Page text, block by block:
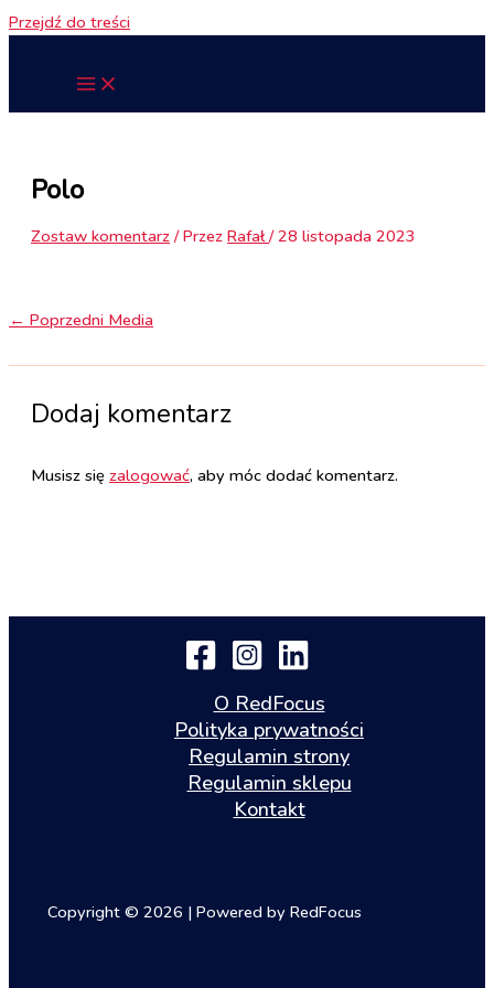
Przejdź do treści
Polo
Zostaw komentarz / Przez Rafał/28 listopada 2023
← Poprzedni Media
Dodaj komentarz
Musisz się zalogować, aby móc dodać komentarz.
O RedFocus
Polityka prywatności
Regulamin strony
Regulamin sklepu
Kontakt
Copyright © 2026 | Powered by RedFocus